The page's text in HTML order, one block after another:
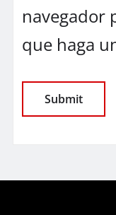
navegador
que haga